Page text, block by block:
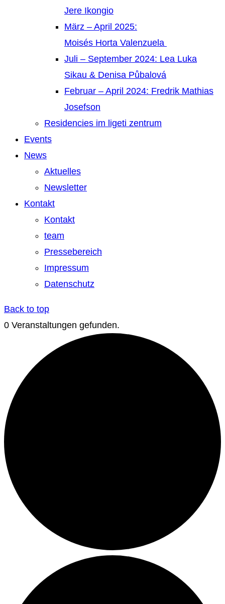
Jere Ikongio
März – April 2025:
Moisés Horta Valenzuela
Juli – September 2024: Lea Luka
Sikau & Denisa Půbalová
Februar – April 2024: Fredrik Mathias
Josefson
Residencies im ligeti zentrum
Events
News
Aktuelles
Newsletter
Kontakt
Kontakt
team
Pressebereich
Impressum
Datenschutz
Back to top
0 Veranstaltungen gefunden.